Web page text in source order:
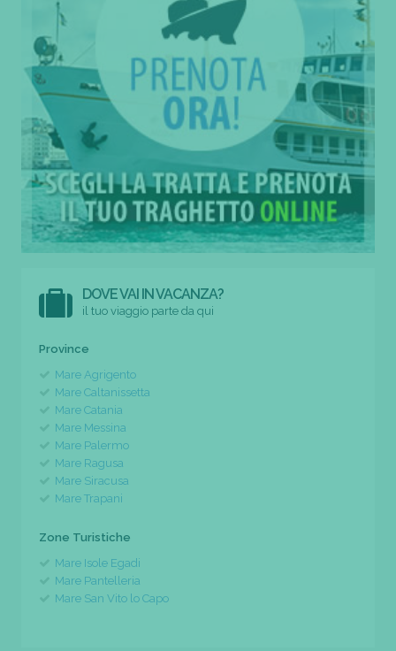
DOVE VAI IN VACANZA?
il tuo viaggio parte da qui
Province
Mare Agrigento
Mare Caltanissetta
Mare Catania
Mare Messina
Mare Palermo
Mare Ragusa
Mare Siracusa
Mare Trapani
Zone Turistiche
Mare Isole Egadi
Mare Pantelleria
Mare San Vito lo Capo